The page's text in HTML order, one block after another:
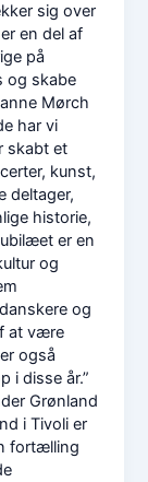
sig over
en del af
på
og skabe
Mørch
har vi
skabt et
kunst,
deltager,
historie,
er en
og
og
at være
også
i disse år.”
Grønland
i Tivoli er
fortælling